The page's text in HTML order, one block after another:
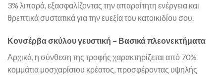
3% λιπαρά, εξασφαλίζοντας την απαραίτητη ενέργεια και
θρεπτικά συστατικά για την ευεξία του κατοικιδίου σου.
Κονσέρβα σκύλου γευστική – Βασικά πλεονεκτήματα
Αρχικά, η σύνθεση της τροφής χαρακτηρίζεται από 70%
κομμάτια μοσχαρίσιου κρέατος, προσφέροντας υψηλής